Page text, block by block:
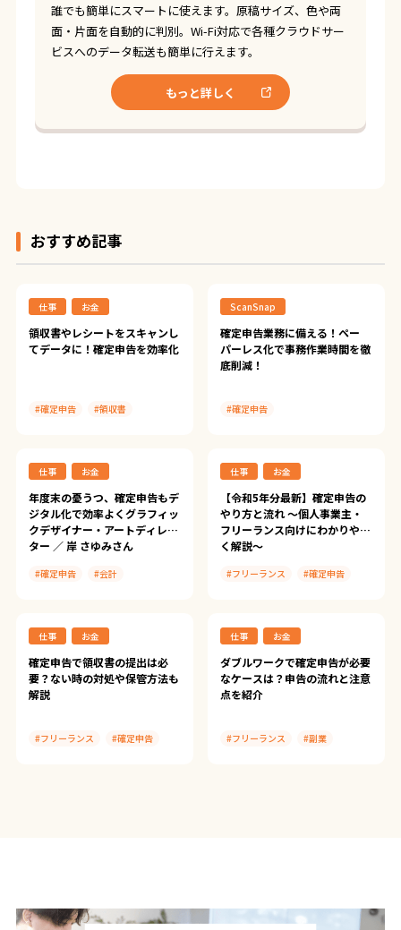
誰でも簡単にスマートに使えます。原稿サイズ、色や両
面・片面を自動的に判別。Wi-Fi対応で各種クラウドサー
ビスへのデータ転送も簡単に行えます。
もっと詳しく
おすすめ記事
仕事 お金
領収書やレシートをスキャンし
てデータに！確定申告を効率化
#確定申告
#領収書
#ScanSnap iX1300
#ScanSnap iX110
#ScanSnap iX100
#スキャン
ScanSnap
確定申告業務に備える！ペー
パーレス化で事務作業時間を徹
底削減！
#確定申告
#ScanSnap iX500
#ScanSnap導入事例
仕事 お金
年度末の憂うつ、確定申告もデ
ジタル化で効率よくグラフィッ
クデザイナー・アートディレク
ター ／ 岸 さゆみさん
#確定申告
#会計
#やよいの青色申告 オンライン
仕事 お金
【令和5年分最新】確定申告の
やり方と流れ 〜個人事業主・
フリーランス向けにわかりやす
く解説〜
#フリーランス
#確定申告
#マネーフォワード クラウド確定
#やよいの白色申告 オンライン/
やよいの青色申告 オンライン
仕事 お金
確定申告で領収書の提出は必
要？ない時の対処や保管方法も
解説
#フリーランス
#確定申告
仕事 お金
ダブルワークで確定申告が必要
なケースは？申告の流れと注意
点を紹介
#フリーランス
#副業